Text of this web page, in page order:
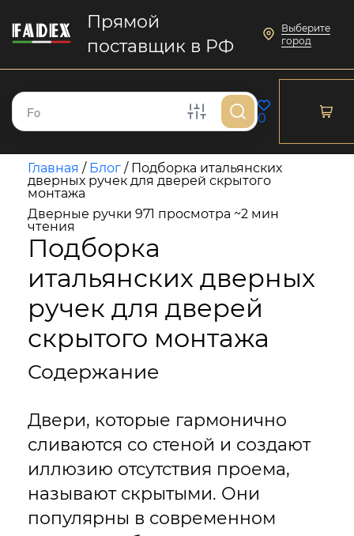
Прямой
поставщик в РФ
Выберите
город
0
Главная / Блог / Подборка итальянских
дверных ручек для дверей скрытого
монтажа
Дверные ручки 971 просмотра ~2 мин
чтения
Подборка
итальянских дверных
ручек для дверей
скрытого монтажа
Содержание
Двери, которые гармонично
сливаются со стеной и создают
иллюзию отсутствия проема,
называют скрытыми. Они
популярны в современном